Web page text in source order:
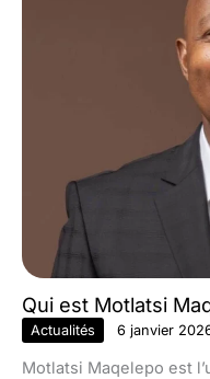
Qui est Motlatsi
Actualités 6 janvier
Motlatsi Maqelepo est